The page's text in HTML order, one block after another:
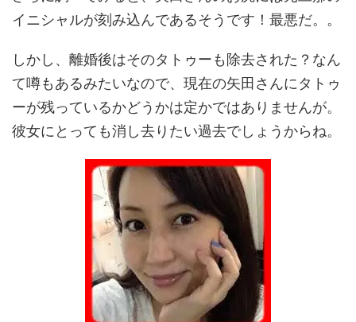
イニシャルが刻み込んであるそうです！最悪だ。。
しかし、離婚後はそのタトゥーも除去された？なん
て噂もあるみたいなので、現在の矢田さんにタトゥ
ーが残っているかどうかは定かではありませんが。
彼女にとっても消し去りたい過去でしょうからね。